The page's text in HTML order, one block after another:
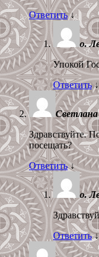
Ответить ↓
о.
Упокой
Ответить ↓
Светлана
Здравствуйте.
посещать?
Ответить ↓
о.
Ответить ↓